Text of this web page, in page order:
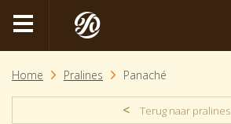
Home Pralines Panaché
< Terug naar pralines